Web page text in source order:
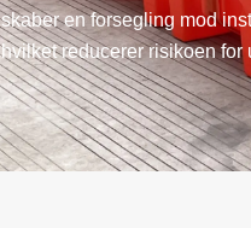
skaber en forsegling mod
hvilket reducerer risikoen for